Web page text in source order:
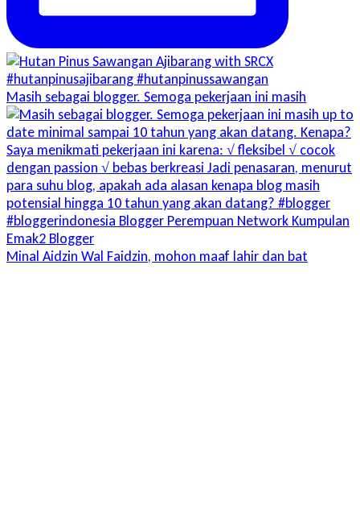
Masih sebagai blogger. Semoga pekerjaan ini masih
Minal Aidzin Wal Faidzin, mohon maaf lahir dan bat